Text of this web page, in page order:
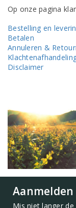
Op onze pagina
Bestelling en
Betalen
Annuleren &
Disclaimer
Mis niet langer